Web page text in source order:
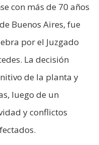
con más de 70 años
Buenos Aires, fue
por el Juzgado
La decisión
de la planta y
luego de un
y conflictos